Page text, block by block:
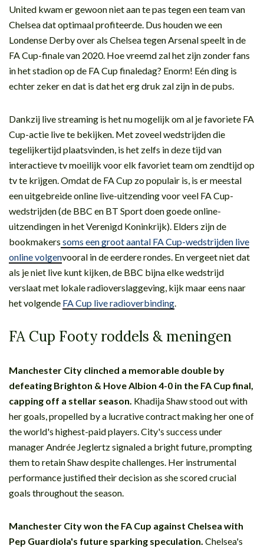
United kwam er gewoon niet aan te pas tegen een team van
Chelsea dat optimaal profiteerde. Dus houden we een
Londense Derby over als Chelsea tegen Arsenal speelt in de
FA Cup-finale van 2020. Hoe vreemd zal het zijn zonder fans
in het stadion op de FA Cup finaledag? Enorm! Eén ding is
echter zeker en dat is dat het erg druk zal zijn in de pubs.
Dankzij live streaming is het nu mogelijk om al je favoriete FA
Cup-actie live te bekijken. Met zoveel wedstrijden die
tegelijkertijd plaatsvinden, is het zelfs in deze tijd van
interactieve tv moeilijk voor elk favoriet team om zendtijd op
tv te krijgen. Omdat de FA Cup zo populair is, is er meestal
een uitgebreide online live-uitzending voor veel FA Cup-
wedstrijden (de BBC en BT Sport doen goede online-
uitzendingen in het Verenigd Koninkrijk). Elders zijn de
bookmakers soms een groot aantal FA Cup-wedstrijden live
online volgenvooral in de eerdere rondes. En vergeet niet dat
als je niet live kunt kijken, de BBC bijna elke wedstrijd
verslaat met lokale radioverslaggeving, kijk maar eens naar
het volgende FA Cup live radioverbinding
FA Cup Footy roddels & meningen
Manchester City clinched a memorable double by
defeating Brighton & Hove Albion 4-0 in the FA Cup final,
capping off a stellar season. Khadija Shaw stood out with
her goals, propelled by a lucrative contract making her one of
the world's highest-paid players. City's success under
manager Andrée Jeglertz signaled a bright future, prompting
them to retain Shaw despite challenges. Her instrumental
performance justified their decision as she scored crucial
goals throughout the season.
Manchester City won the FA Cup against Chelsea with
Pep Guardiola's future sparking speculation. Chelsea's